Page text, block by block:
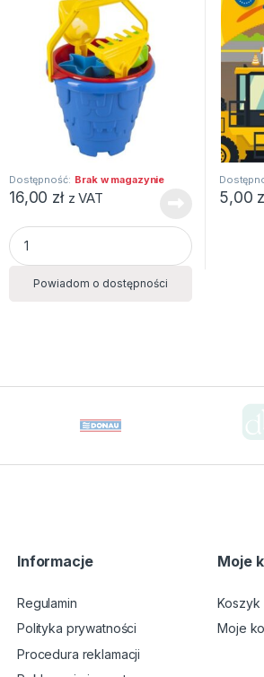
Dostępność: Brak w magazynie
16,00 zł z VAT
KOMPLET DO PIASKU 6 ELEMENTÓW
Powiadom o dostępności
5,00
Informacje
Regulamin
Polityka prywatności
Procedura reklamacji
Moje
Koszyk
Moje